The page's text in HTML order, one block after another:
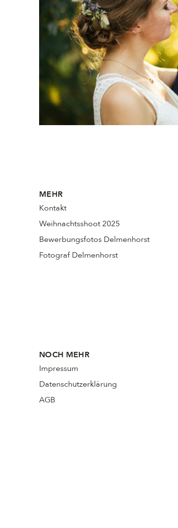
MEHR
Kontakt
Weihnachtsshoot 2025
Bewerbungsfotos Delmenhorst
Fotograf Delmenhorst
NOCH MEHR
Impressum
Datenschutzerklärung
AGB